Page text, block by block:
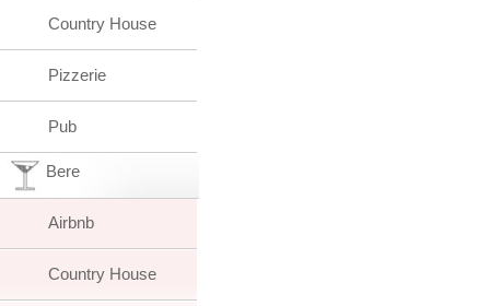
Country House
Pizzerie
Pub
Bere
Airbnb
Country House